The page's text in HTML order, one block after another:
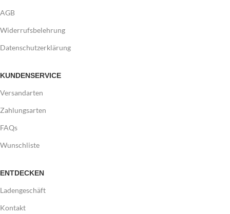
AGB
Widerrufsbelehrung
Datenschutzerklärung
KUNDENSERVICE
Versandarten
Zahlungsarten
FAQs
Wunschliste
ENTDECKEN
Ladengeschäft
Kontakt